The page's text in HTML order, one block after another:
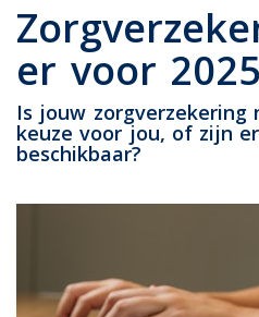
er voor
Is jouw zorgverzekering
keuze voor jou, of zijn
beschikbaar?